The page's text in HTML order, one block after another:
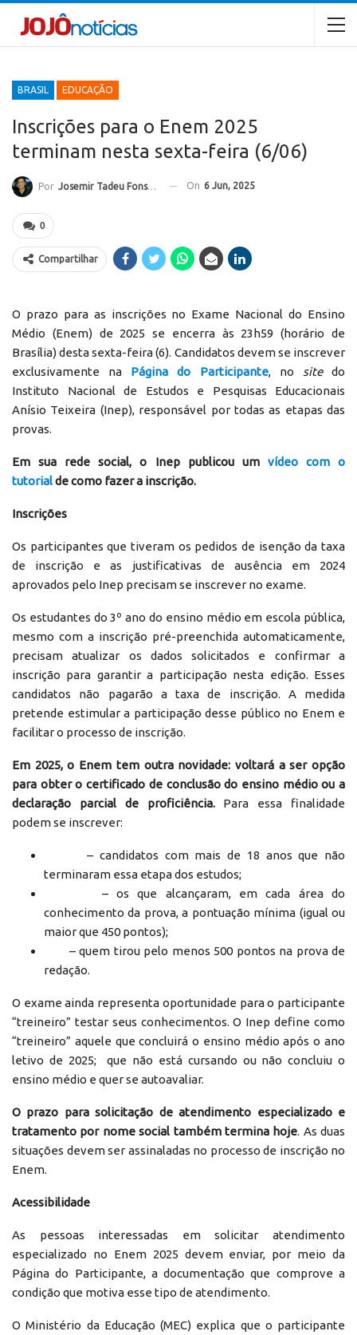
BRASIL EDUCAÇÃO
Inscrições para o Enem 2025
terminam nesta sexta-feira (6/06)
Por Josemir Tadeu Fonseca On 6 Jun, 2025
0
Compartilhar
O prazo para as inscrições no Exame Nacional do Ensino
Médio (Enem) de 2025 se encerra às 23h59 (horário de
Brasília) desta sexta-feira (6). Candidatos devem se inscrever
exclusivamente na Página do Participante, no sitedo
Instituto Nacional de Estudos e Pesquisas Educacionais
Anísio Teixeira (Inep), responsável por todas as etapas das
provas.
Em sua rede social, o Inep publicou um vídeo com o
tutorialde como fazer a inscrição.
Inscrições
Os participantes que tiveram os pedidos de isenção da taxa
de inscrição e as justificativas de ausência em 2024
aprovados pelo Inep precisam se inscrever no exame.
Os estudantes do 3º ano do ensino médio em escola pública,
mesmo com a inscrição pré-preenchida automaticamente,
precisam atualizar os dados solicitados e confirmar a
inscrição para garantir a participação nesta edição. Esses
candidatos não pagarão a taxa de inscrição. A medida
pretende estimular a participação desse público no Enem e
facilitar o processo de inscrição.
Em 2025, o Enem tem outra novidade: voltará a ser opção
para obter o certificado de conclusão do ensino médio ou a
declaração parcial de proficiência.Para essa finalidade
podem se inscrever:
– candidatos com mais de 18 anos que não
terminaram essa etapa dos estudos;
– os que alcançaram, em cada área do
conhecimento da prova, a pontuação mínima (igual ou
maior que 450 pontos);
– quem tirou pelo menos 500 pontos na prova de
redação.
O exame ainda representa oportunidade para o participante
“treineiro” testar seus conhecimentos. O Inep define como
“treineiro” aquele que concluirá o ensino médio após o ano
letivo de 2025; que não está cursando ou não concluiu o
ensino médio e quer se autoavaliar.
O prazo para solicitação de atendimento especializado e
tratamento por nome social também termina hoje. As duas
situações devem ser assinaladas no processo de inscrição no
Enem.
Acessibilidade
As pessoas interessadas em solicitar atendimento
especializado no Enem 2025 devem enviar, por meio da
Página do Participante, a documentação que comprove a
condição que motiva esse tipo de atendimento.
O Ministério da Educação (MEC) explica que o participante